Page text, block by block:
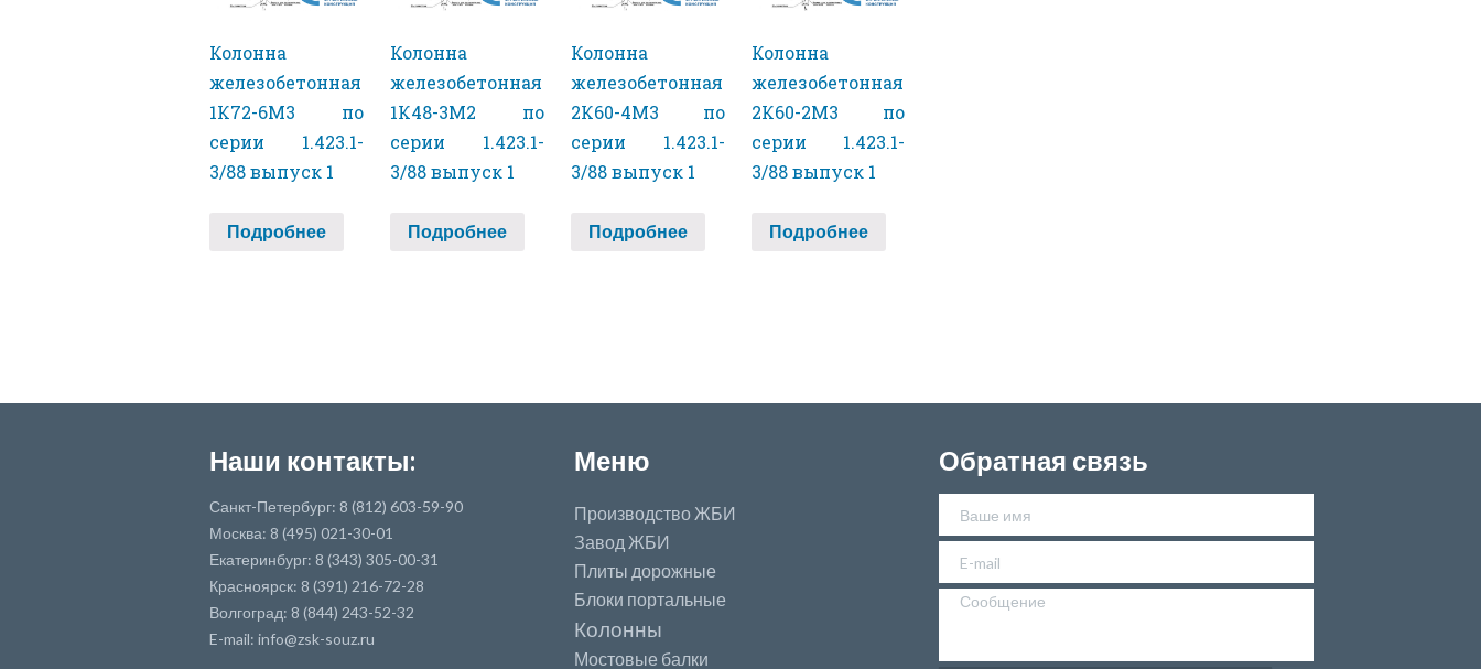
Колонна
железобетонная
1К72-6М3 по
серии 1.423.1-
3/88 выпуск 1
Подробнее
Колонна
железобетонная
1К48-3М2 по
серии 1.423.1-
3/88 выпуск 1
Подробнее
Колонна
железобетонная
2К60-4М3 по
серии 1.423.1-
3/88 выпуск 1
Подробнее
Колонна
железобетонная
2К60-2М3 по
серии 1.423.1-
3/88 выпуск 1
Подробнее
Наши контакты:
Санкт-Петербург: 8 (812) 603-59-90
Москва: 8 (495) 021-30-01
Екатеринбург: 8 (343) 305-00-31
Красноярск: 8 (391) 216-72-28
Волгоград: 8 (844) 243-52-32
E-mail: info@zsk-souz.ru
Меню
Производство ЖБИ
Завод ЖБИ
Плиты дорожные
Блоки портальные
Колонны
Мостовые балки
Обратная связь